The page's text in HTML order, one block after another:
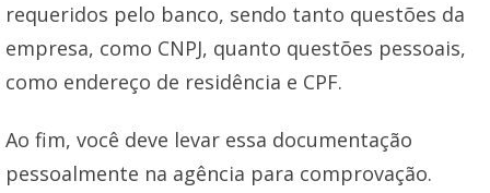
requeridos pelo banco, sendo tanto questões da
empresa, como CNPJ, quanto questões pessoais,
como endereço de residência e CPF.
Ao fim, você deve levar essa documentação
pessoalmente na agência para comprovação.